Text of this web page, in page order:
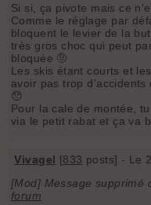
Si si, ça pivote mais ce
Comme le réglage par
bloquent le levier de la
très gros choc qui peut
bloquée 🤨
Les skis étant courts et
avoir pas trop d'accidents
😯
Pour la cale de montée,
via le petit rabat et ça va
Vivagel [833 posts] - Le
[Mod] Message supprimé
forum